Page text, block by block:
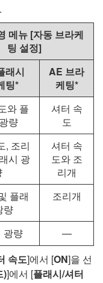
메뉴 [자동 브라케
팅 설정]
래시
팅*
AE 브라
케팅*
와 플
량
셔터 속
도
, 조리
시 광
셔터 속
도와 조
리개
플래
량
조리개
광량
—
속도]에서 [ON]을 선
)]에서 [플래시/셔터